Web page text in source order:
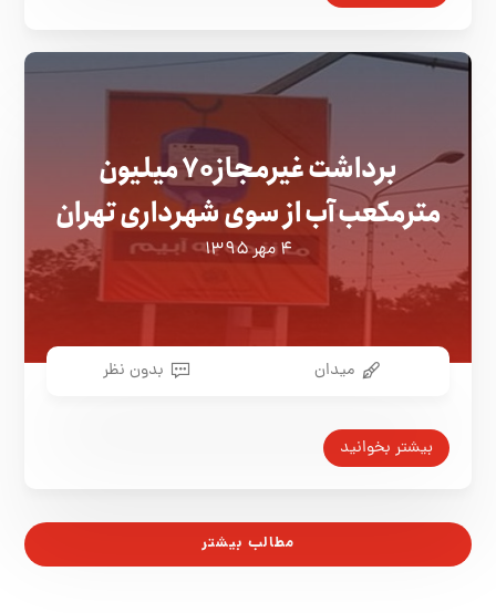
برداشت غیرمجاز ۷۰ میلیون
مترمکعب آب از سوی شهرداری تهران
۴ مهر ۱۳۹۵
میدان بدون نظر
بیشتر بخوانید
مطالب بیشتر